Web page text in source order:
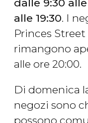
dalle 9:30 alle
alle 19:30. I
Princes Street
rimangono
alle ore 20:00.
Di domenica
negozi sono
possono